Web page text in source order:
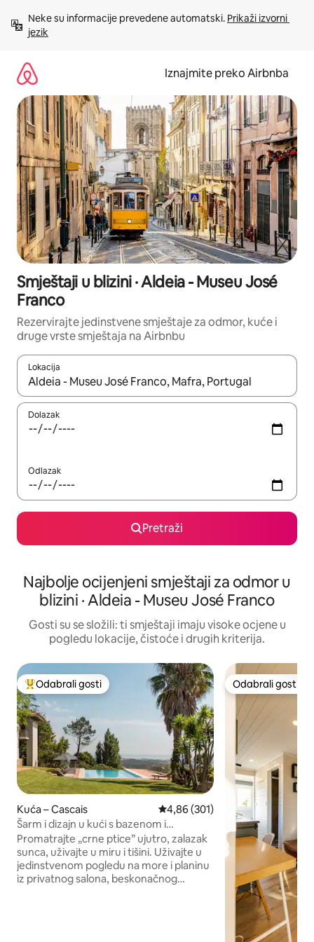
sadržaj
Neke su informacije prevedene automatski. Prikaži izvorni
jezik
Iznajmite preko Airbnba
Smještaji u blizini · Aldeia - Museu José
Franco
Rezervirajte jedinstvene smještaje za odmor, kuće i
druge vrste smještaja na Airbnbu
Lokacija
Kada budu dostupni rezultati, moći ćete ih pregledati
Dolazak
Odlazak
Pretraži
Najbolje ocijenjeni smještaji za odmor u
blizini · Aldeia - Museu José Franco
Gosti su se složili: ti smještaji imaju visoke ocjene u
pogledu lokacije, čistoće i drugih kriterija.
Među najviše rangiranima s oznakom „Odabrali gosti”
Odabrali gosti
Kuća – Cascais Prosječna ocjena: 4,86/5,
4,86 (301)
Šarm i dizajn u kući s bazenom i
predivnim pogledom na more i planine
Promatrajte „crne ptice” ujutro, zalazak
sunca, uživajte u miru i tišini. Uživajte u
jedinstvenom pogledu na more i planinu
iz privatnog salona, beskonačnog
Odabrali gosti
Odabrali gosti